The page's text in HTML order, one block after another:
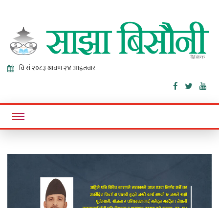
Sajha
Bisaunee
Online News Portal